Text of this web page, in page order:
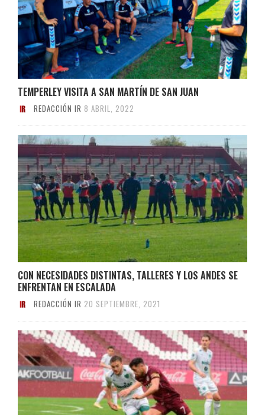
TEMPERLEY VISITA A SAN MARTÍN DE SAN JUAN
REDACCIÓN IR 8 ABRIL, 2022
CON NECESIDADES DISTINTAS, TALLERES Y LOS ANDES SE
ENFRENTAN EN ESCALADA
REDACCIÓN IR 20 SEPTIEMBRE, 2021